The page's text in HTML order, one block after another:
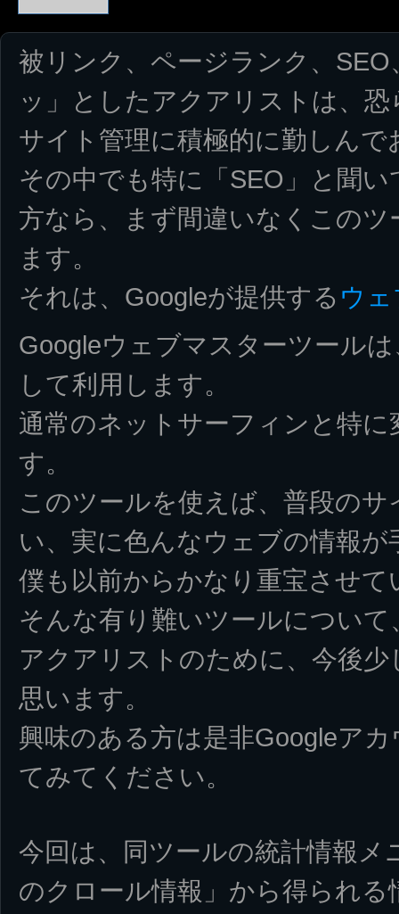
被リンク、ページランク、
ッ」としたアクアリストは、
サイト管理に積極的に勤しん
その中でも特に「SEO」と聞
方なら、まず間違いなくこの
ます。
それは、Googleが提供する ウ
Googleウェブマスターツール
して利用します。
通常のネットサーフィンと特
す。
このツールを使えば、普段の
い、実に色んなウェブの情報が
僕も以前からかなり重宝させ
そんな有り難いツールについ
アクアリストのために、今後
思います。
興味のある方は是非Googleア
てみてください。
今回は、同ツールの統計情報メ
のクロール情報」から得られ